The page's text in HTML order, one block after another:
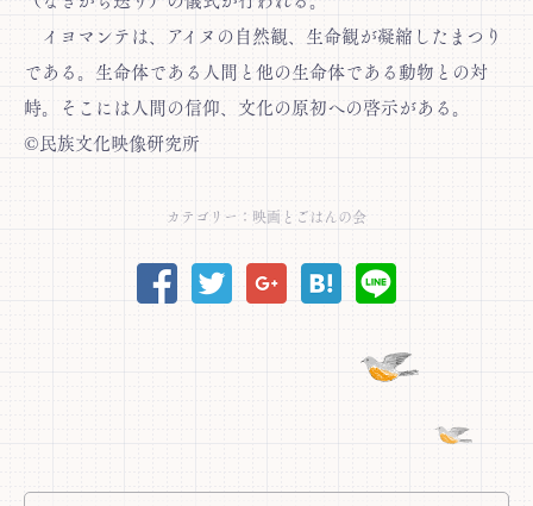
イヨマンテは、アイヌの自然観、生命観が凝縮したまつり
である。生命体である人間と他の生命体である動物との対
峙。そこには人間の信仰、文化の原初への啓示がある。
©民族文化映像研究所
カテゴリー： 映画とごはんの会